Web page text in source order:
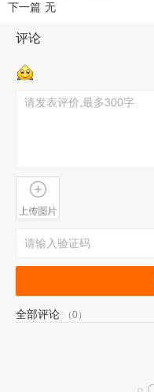
下一篇 无
评论
全部评论 （0）